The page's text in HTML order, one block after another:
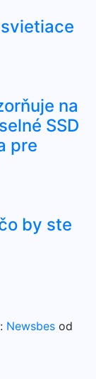
na
SSD
pre
by ste
Newsbes od